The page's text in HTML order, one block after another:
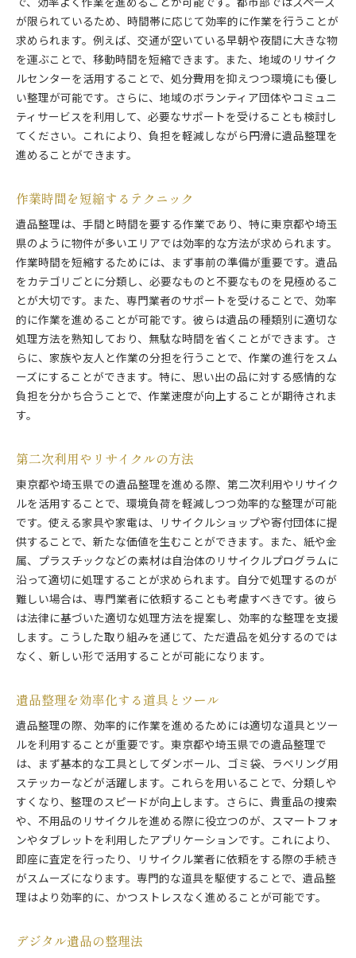
が限られているため、時間帯に応じて効率的に作業を行うことが
求められます。例えば、交通が空いている早朝や夜間に大きな物
を運ぶことで、移動時間を短縮できます。また、地域のリサイク
ルセンターを活用することで、処分費用を抑えつつ環境にも優し
い整理が可能です。さらに、地域のボランティア団体やコミュニ
ティサービスを利用して、必要なサポートを受けることも検討し
てください。これにより、負担を軽減しながら円滑に遺品整理を
進めることができます。
作業時間を短縮するテクニック
遺品整理は、手間と時間を要する作業であり、特に東京都や埼玉
県のように物件が多いエリアでは効率的な方法が求められます。
作業時間を短縮するためには、まず事前の準備が重要です。遺品
をカテゴリごとに分類し、必要なものと不要なものを見極めるこ
とが大切です。また、専門業者のサポートを受けることで、効率
的に作業を進めることが可能です。彼らは遺品の種類別に適切な
処理方法を熟知しており、無駄な時間を省くことができます。さ
らに、家族や友人と作業の分担を行うことで、作業の進行をスム
ーズにすることができます。特に、思い出の品に対する感情的な
負担を分かち合うことで、作業速度が向上することが期待されま
す。
第二次利用やリサイクルの方法
東京都や埼玉県での遺品整理を進める際、第二次利用やリサイク
ルを活用することで、環境負荷を軽減しつつ効率的な整理が可能
です。使える家具や家電は、リサイクルショップや寄付団体に提
供することで、新たな価値を生むことができます。また、紙や金
属、プラスチックなどの素材は自治体のリサイクルプログラムに
沿って適切に処理することが求められます。自分で処理するのが
難しい場合は、専門業者に依頼することも考慮すべきです。彼ら
は法律に基づいた適切な処理方法を提案し、効率的な整理を支援
します。こうした取り組みを通じて、ただ遺品を処分するのでは
なく、新しい形で活用することが可能になります。
遺品整理を効率化する道具とツール
遺品整理の際、効率的に作業を進めるためには適切な道具とツー
ルを利用することが重要です。東京都や埼玉県での遺品整理で
は、まず基本的な工具としてダンボール、ゴミ袋、ラベリング用
ステッカーなどが活躍します。これらを用いることで、分類しや
すくなり、整理のスピードが向上します。さらに、貴重品の捜索
や、不用品のリサイクルを進める際に役立つのが、スマートフォ
ンやタブレットを利用したアプリケーションです。これにより、
即座に査定を行ったり、リサイクル業者に依頼をする際の手続き
がスムーズになります。専門的な道具を駆使することで、遺品整
理はより効率的に、かつストレスなく進めることが可能です。
デジタル遺品の整理法